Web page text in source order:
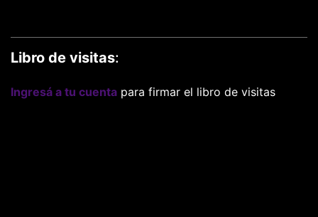
Libro de visitas:
Ingresá a tu cuenta para firmar el libro de visitas